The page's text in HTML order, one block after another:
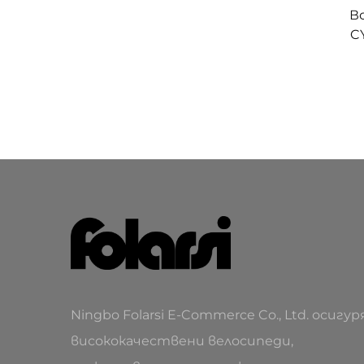
Ningbo Folarsi E-Commerce Co., Ltd.
висококачествени велосипеди,